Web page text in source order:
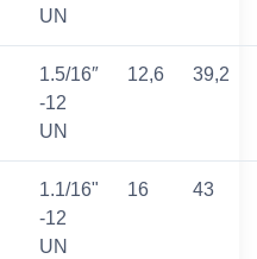
UN
1.5/16″
-12
UN
12,6 39,2
1.1/16"
-12
UN
16 43